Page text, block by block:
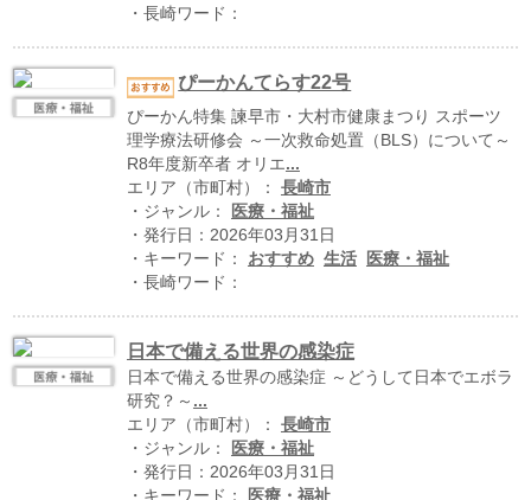
・長崎ワード：
ぴーかんてらす22号
ぴーかん特集 諫早市・大村市健康まつり スポーツ
理学療法研修会 ～一次救命処置（BLS）について～
R8年度新卒者 オリエ...
エリア（市町村）： 長崎市
・ジャンル：
医療・福祉
・発行日：2026年03月31日
・キーワード： おすすめ 生活
医療・福祉
・長崎ワード：
日本で備える世界の感染症
日本で備える世界の感染症 ～どうして日本でエボラ
研究？～ ...
エリア（市町村）： 長崎市
・ジャンル：
医療・福祉
・発行日：2026年03月31日
・キーワード：
医療・福祉
小・中学校ナビ
いきebooks
ながよebooks
ごとうebooks
おおむらebooks
みなみしまばらebooks
はさみebooks
ながさき市ebooks
さいかいイーブックス
長崎MICE観光マップ